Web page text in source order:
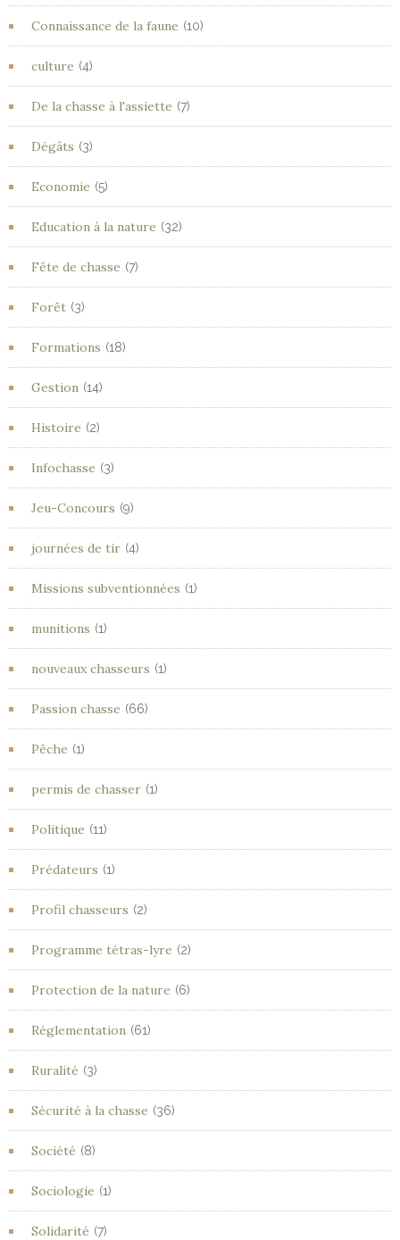
Connaissance de la faune (10)
culture (4)
De la chasse à l'assiette (7)
Dégâts (3)
Economie (5)
Education à la nature (32)
Fête de chasse (7)
Forêt (3)
Formations (18)
Gestion (14)
Histoire (2)
Infochasse (3)
Jeu-Concours (9)
journées de tir (4)
Missions subventionnées (1)
munitions (1)
nouveaux chasseurs (1)
Passion chasse (66)
Pêche (1)
permis de chasser (1)
Politique (11)
Prédateurs (1)
Profil chasseurs (2)
Programme tétras-lyre (2)
Protection de la nature (6)
Réglementation (61)
Ruralité (3)
Sécurité à la chasse (36)
Société (8)
Sociologie (1)
Solidarité (7)